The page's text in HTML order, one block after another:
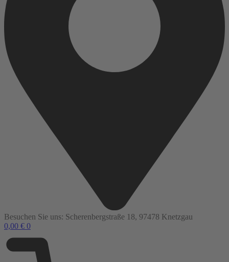
Besuchen Sie uns: Scherenbergstraße 18, 97478 Knetzgau
0,00 € 0